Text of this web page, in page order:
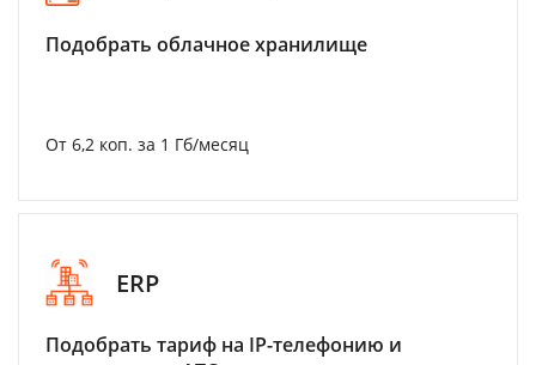
Подобрать облачное хранилище
От 6,2 коп. за 1 Гб/месяц
ERP
Подобрать тариф на IP-телефонию и